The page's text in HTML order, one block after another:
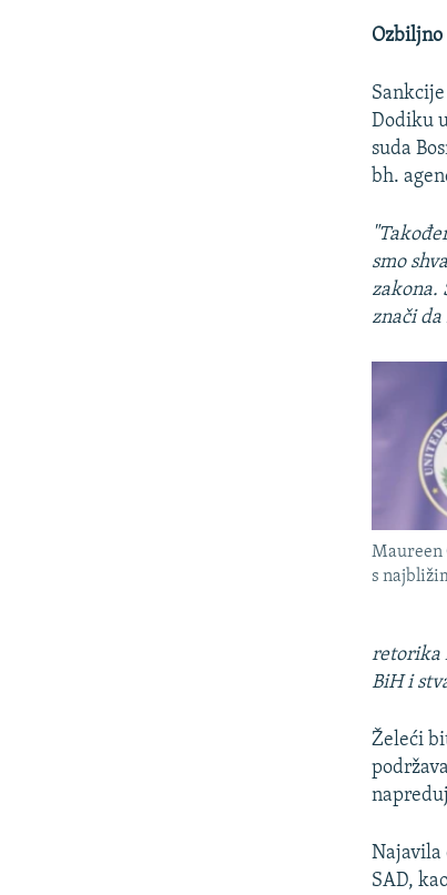
Ozbiljno
Dodiku
suda
bh.
smo
zakona.
znači
Maureen
s
retorika
BiH i
Želeći
Najavila
SAD,